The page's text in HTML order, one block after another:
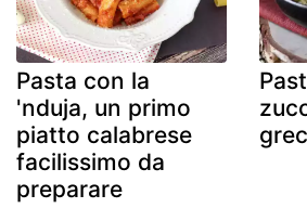
Pasta con la
'nduja, un primo
piatto calabrese
facilissimo da
preparare